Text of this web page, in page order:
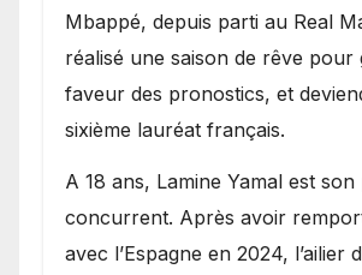
Mbappé, depuis parti au Real
réalisé une saison de rêve pour
faveur des pronostics, et
sixième lauréat français.
A 18 ans, Lamine Yamal est
concurrent. Après avoir
avec l’Espagne en 2024, l’ailier